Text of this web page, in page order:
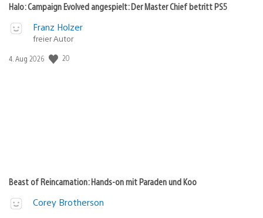
Halo: Campaign Evolved angespielt: Der Master Chief betritt PS5
Franz Holzer
freier Autor
Veröffentlichungsdatum:
4. Aug 2026 20
Beast of Reincarnation: Hands-on mit Paraden und Koo
Corey Brotherson